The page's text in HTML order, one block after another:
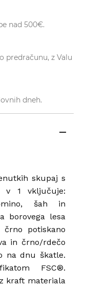
nad 500€.
predračunu, z Valu
dneh.
skupaj s
v 1 vključuje:
šah in
borovega lesa
potiskano
in črno/rdečo
na dnu škatle.
FSC®.
kraft materiala